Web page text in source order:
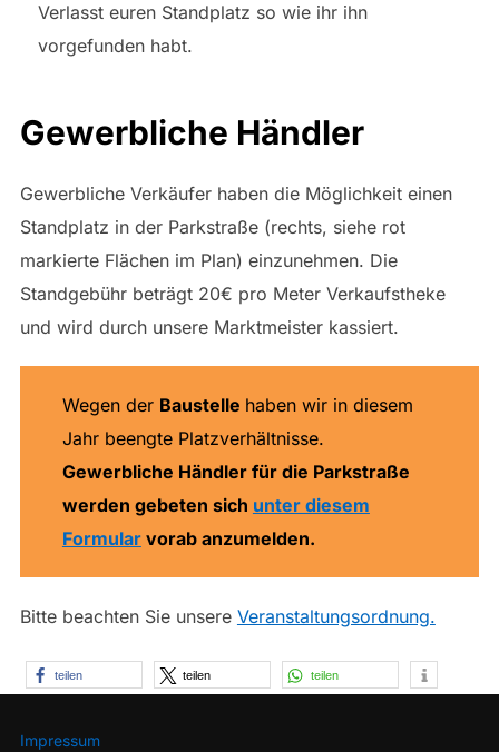
Verlasst euren Standplatz so wie ihr ihn
vorgefunden habt.
Gewerbliche Händler
Gewerbliche Verkäufer haben die Möglichkeit einen
Standplatz in der Parkstraße (rechts, siehe rot
markierte Flächen im Plan) einzunehmen. Die
Standgebühr beträgt 20€ pro Meter Verkaufstheke
und wird durch unsere Marktmeister kassiert.
Wegen der Baustelle haben wir in diesem
Jahr beengte Platzverhältnisse.
Gewerbliche Händler für die Parkstraße
werden gebeten sich unter diesem
Formularvorab anzumelden.
Bitte beachten Sie unsere Veranstaltungsordnung.
teilen teilen teilen
Impressum